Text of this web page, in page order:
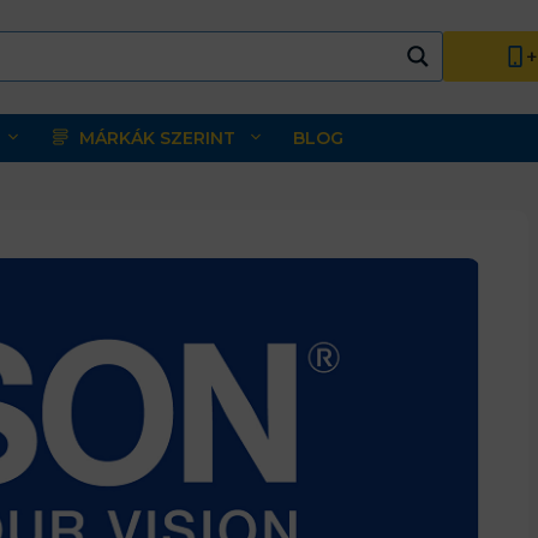
MÁRKÁK SZERINT BLOG